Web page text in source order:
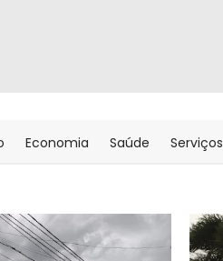
Economia Saúde Serviços